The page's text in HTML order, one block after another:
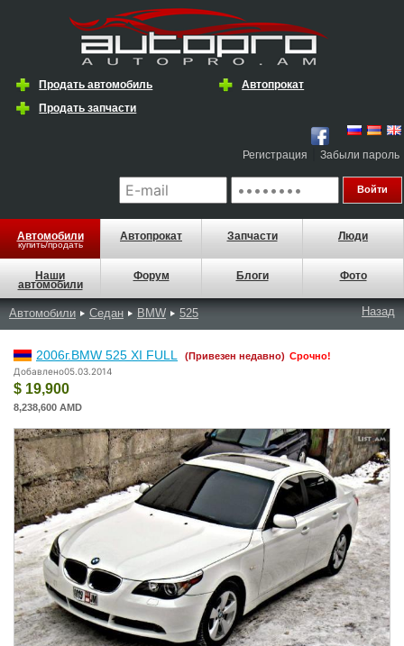
Продать автомобиль
Автопрокат
Продать запчасти
Регистрация Забыли пароль
Автомобили
купить/продать
Автопрокат Запчасти Люди
Наши
автомобили
Форум Блоги Фото
Автомобили Седан BMW 525 Назад
2006г.BMW 525 XI FULL (Привезен недавно) Срочно!
Добавлено05.03.2014
$ 19,900
8,238,600 AMD